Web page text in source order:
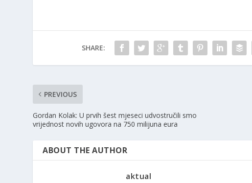
SHARE:
PREVIOUS
Gordan Kolak: U prvih šest mjeseci udvostručili smo
vrijednost novih ugovora na 750 milijuna eura
ABOUT THE AUTHOR
aktual